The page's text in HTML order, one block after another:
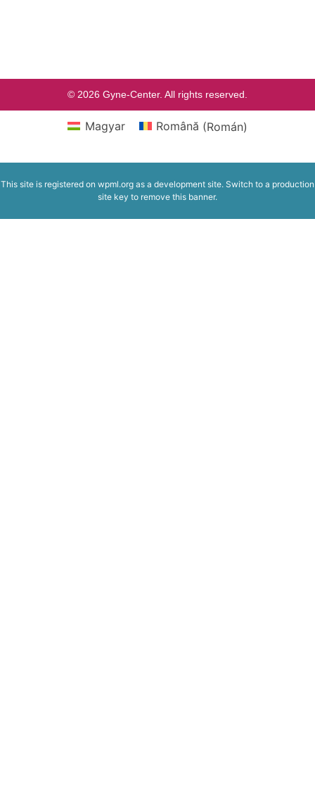
© 2026 Gyne-Center. All rights reserved.
Magyar Română (Román)
This site is registered on wpml.org as a development site. Switch to a production
site key to remove this banner.